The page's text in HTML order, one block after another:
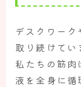
デスクワー
取り続けてい
私たちの筋肉
液を全身に循